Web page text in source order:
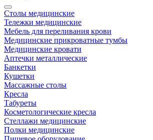
Столы медицинские
Тележки медицинские
Мебель для переливания крови
Медицинские прикроватные тумбы
Медицинские кровати
Аптечки металлические
Банкетки
Кушетки
Массажные столы
Кресла
Табуреты
Косметологические кресла
Стеллажи медицинские
Полки медицинские